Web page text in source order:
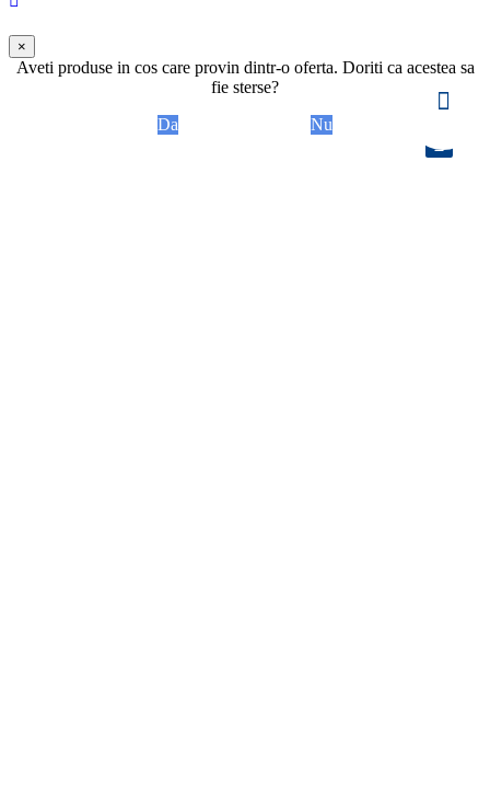
×
Aveti produse in cos care provin dintr-o oferta. Doriti ca acestea sa
fie sterse?
Da
Nu